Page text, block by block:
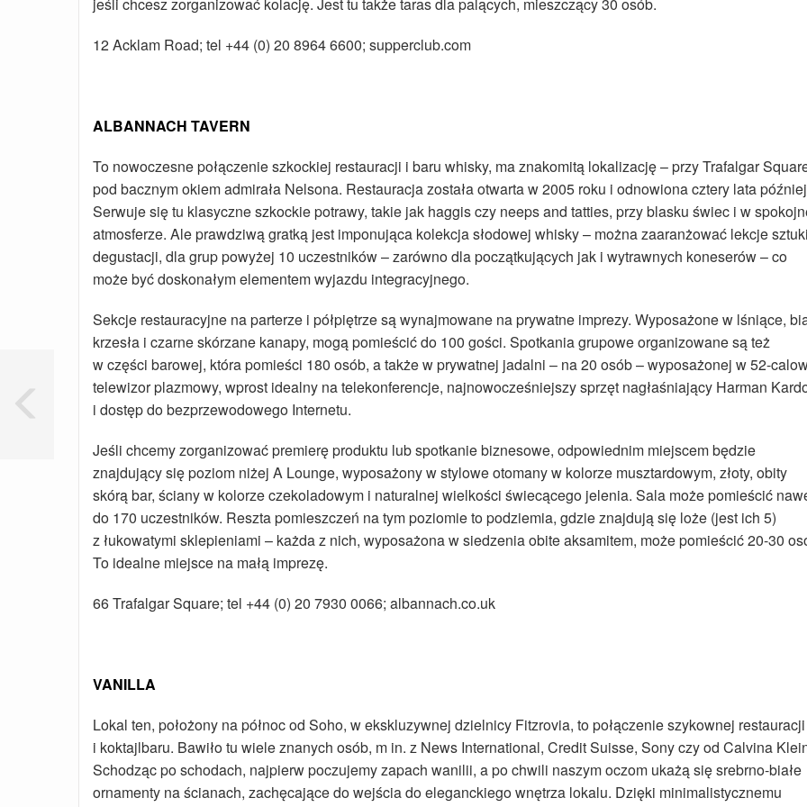
jeśli chcesz zorganizować kolację. Jest tu także taras dla palących, mieszczący 30 osób.
12 Acklam Road; tel +44 (0) 20 8964 6600; supperclub.com
ALBANNACH TAVERN
To nowoczesne połączenie szkockiej restauracji i baru whisky, ma znakomitą lokalizację – przy Trafalgar
pod bacznym okiem admirała Nelsona. Restauracja została otwarta w 2005 roku i odnowiona cztery lata
Serwuje się tu klasyczne szkockie potrawy, takie jak haggis czy neeps and tatties, przy blasku świec i w
atmosferze. Ale prawdziwą gratką jest imponująca kolekcja słodowej whisky – można zaaranżować lekcje sztuki
degustacji, dla grup powyżej 10 uczestników – zarówno dla początkujących jak i wytrawnych koneserów – co
może być doskonałym elementem wyjazdu integracyjnego.
Sekcje restauracyjne na parterze i półpiętrze są wynajmowane na prywatne imprezy. Wyposażone w lśniące,
krzesła i czarne skórzane kanapy, mogą pomieścić do 100 gości. Spotkania grupowe organizowane są też
w części barowej, która pomieści 180 osób, a także w prywatnej jadalni – na 20 osób – wyposażonej w 52-
telewizor plazmowy, wprost idealny na telekonferencje, najnowocześniejszy sprzęt nagłaśniający Harman
i dostęp do bezprzewodowego Internetu.
Jeśli chcemy zorganizować premierę produktu lub spotkanie biznesowe, odpowiednim miejscem będzie
znajdujący się poziom niżej A Lounge, wyposażony w stylowe otomany w kolorze musztardowym, złoty, obity
skórą bar, ściany w kolorze czekoladowym i naturalnej wielkości świecącego jelenia. Sala może pomieścić
do 170 uczestników. Reszta pomieszczeń na tym poziomie to podziemia, gdzie znajdują się loże (jest ich 5)
z łukowatymi sklepieniami – każda z nich, wyposażona w siedzenia obite aksamitem, może pomieścić 20-30
To idealne miejsce na małą imprezę.
66 Trafalgar Square; tel +44 (0) 20 7930 0066; albannach.co.uk
VANILLA
Lokal ten, położony na północ od Soho, w ekskluzywnej dzielnicy Fitzrovia, to połączenie szykownej restauracji
i koktajlbaru. Bawiło tu wiele znanych osób, m in. z News International, Credit Suisse, Sony czy od Calvina
Schodząc po schodach, najpierw poczujemy zapach wanilii, a po chwili naszym oczom ukażą się srebrno-białe
ornamenty na ścianach, zachęcające do wejścia do eleganckiego wnętrza lokalu. Dzięki minimalistycznemu